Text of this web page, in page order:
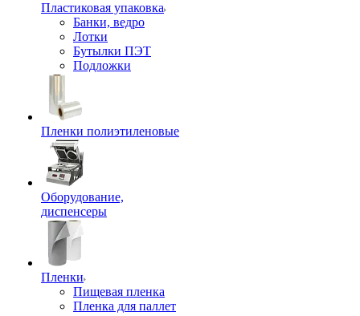
Пластиковая упаковка
Банки, ведро
Лотки
Бутылки ПЭТ
Подложки
Пленки полиэтиленовые
Оборудование,
диспенсеры
Пленки
Пищевая пленка
Пленка для паллет